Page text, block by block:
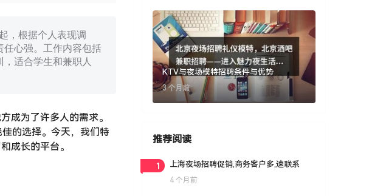
，根据个人表现调
任心强。工作内容包括
适合学生和兼职人
成为了许多人的需求。
的选择。今天，我们特
成长的平台。
KTV与夜场模特招聘条件与优势
3 个月前
推荐阅读
1 上海夜场招聘促销,商务客户多,速联系
4 个月前